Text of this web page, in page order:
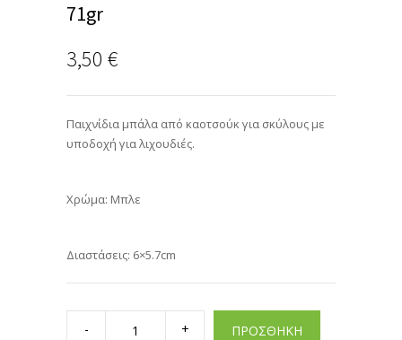
71gr
3,50 €
Παιχνίδια μπάλα από καοτσούκ για σκύλους με
υποδοχή για λιχουδιές.
Χρώμα: Μπλε
Διαστάσεις: 6×5.7cm
ΜΠΑΛΑ
DENTAL ΠΡΟΣΘΗΚΗ